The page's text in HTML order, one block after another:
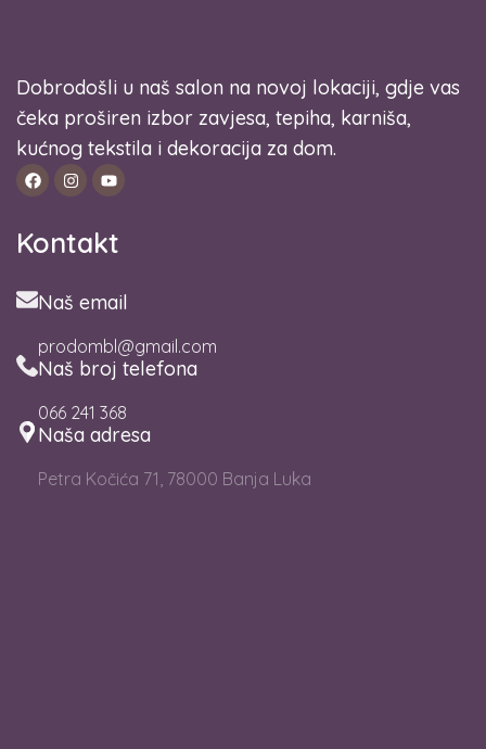
Dobrodošli u naš salon na novoj lokaciji, gdje vas
čeka proširen izbor zavjesa, tepiha, karniša,
kućnog tekstila i dekoracija za dom.
Kontakt
Naš email
prodombl@gmail.com
Naš broj telefona
066 241 368
Naša adresa
Petra Kočića 71, 78000 Banja Luka